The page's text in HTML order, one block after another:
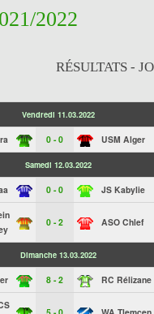
2022
RÉSULTATS -
Vendredi 11.03.2022
0 - 0 USM Alger
Samedi 12.03.2022
0 - 0 JS Kabylie
0 - 2 ASO Chlef
Dimanche 13.03.2022
8 - 2 RC Rélizane